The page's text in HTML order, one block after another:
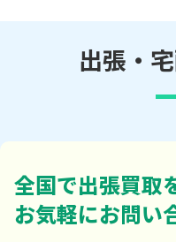
出張・
全国で出張買取
お気軽にお問い